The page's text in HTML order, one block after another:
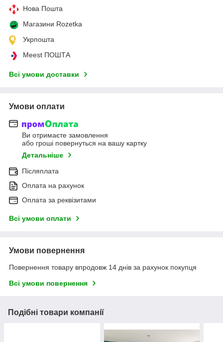
Нова Пошта
Магазини Rozetka
Укрпошта
Meest ПОШТА
Всі умови доставки
Умови оплати
Ви отримаєте замовлення
або гроші повернуться на вашу картку
Детальніше
Післяплата
Оплата на рахунок
Оплата за реквізитами
Всі умови оплати
Умови повернення
Повернення товару впродовж 14 днів за рахунок покупця
Всі умови повернення
Подібні товари компанії